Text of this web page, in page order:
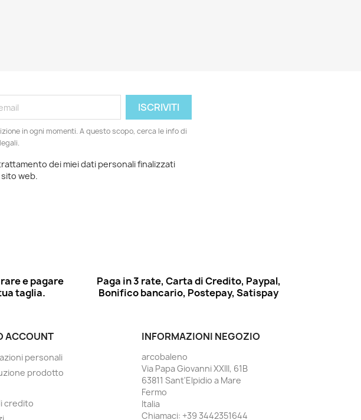
in ogni momenti. A questo scopo, cerca le info di
dei miei dati personali finalizzati
web.
e pagare
taglia.
Paga in 3 rate, Carta di Credito, Paypal,
Bonifico bancario, Postepay, Satispay
ACCOUNT
personali
prodotto
credito
INFORMAZIONI NEGOZIO
arcobaleno
Via Papa Giovanni XXIII, 61B
63811 Sant'Elpidio a Mare
Fermo
Italia
Chiamaci: +39 3442351644